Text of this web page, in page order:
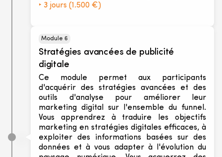
‣ 3 jours (1.500 €)
Module 6
Stratégies avancées de publicité
digitale
Ce module permet aux participants
d'acquérir des stratégies avancées et des
outils d'analyse pour améliorer leur
marketing digital sur l'ensemble du funnel.
Vous apprendrez à traduire les objectifs
marketing en stratégies digitales efficaces, à
exploiter des informations basées sur des
données et à vous adapter à l'évolution du